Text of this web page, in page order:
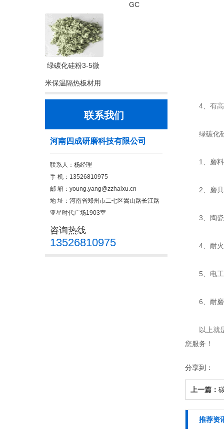
GC
绿碳化硅粉3-5微
米保温隔热板材用
联系我们
河南四成研磨科技有限公司
联系人：杨经理
手 机：13526810975
邮 箱： young.yang@zzhaixu.cn
地 址：河南省郑州市二七区嵩山路长江路
亚星时代广场1903室
咨询热线
13526810975
4、有高的
绿碳化硅
1、磨料行
2、磨具
3、陶瓷
4、耐火材
5、电工化
6、耐磨行
以上就是
您服务！
分享到：
上一篇：
推荐资